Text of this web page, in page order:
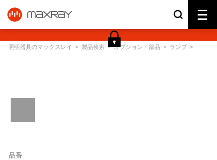
照明器具のマックスレイ > 製品検索 > オプション・部品 > ランプ >
品番